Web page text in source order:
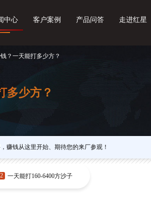
中心 客户案例 产品问答 走进红星
？一天能打多少方？
多少方？
赚钱从这里开始、期待您的来厂参观！
2 一天能打160-6400方沙子